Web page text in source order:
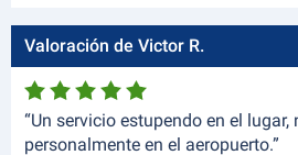
Valoración de Victor R.
“Un servicio estupendo en el lugar,
personalmente en el aeropuerto.”